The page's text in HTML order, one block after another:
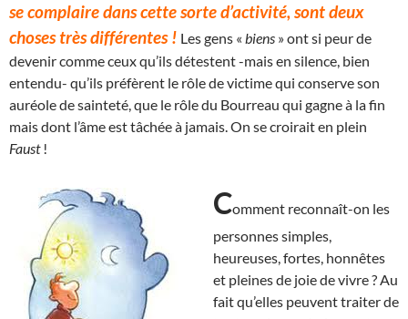
se complaire dans cette sorte d’activité, sont deux
choses très différentes ! Les gens « biens » ont si peur de
devenir comme ceux qu’ils détestent -mais en silence, bien
entendu- qu’ils préfèrent le rôle de victime qui conserve son
auréole de sainteté, que le rôle du Bourreau qui gagne à la fin
mais dont l’âme est tâchée à jamais. On se croirait en plein
Faust!
Comment reconnaît-on les
personnes simples,
heureuses, fortes, honnêtes
et pleines de joie de vivre ? Au
fait qu’elles peuvent traiter de